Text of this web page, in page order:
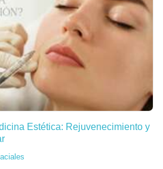
Estética: Rejuvenecimiento y